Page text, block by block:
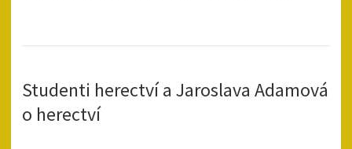
Studenti herectví a Jaroslava Adamová
o herectví